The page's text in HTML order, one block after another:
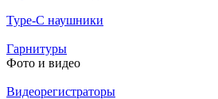
Type-C наушники
Гарнитуры
Фото и видео
Видеорегистраторы